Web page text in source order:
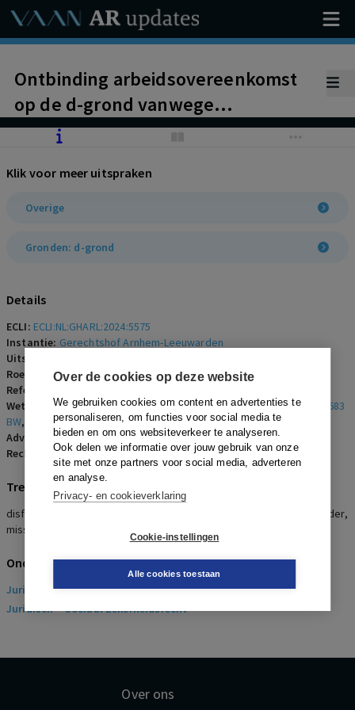
Over de cookies op deze website
We gebruiken cookies om content en advertenties te
personaliseren, om functies voor social media te
bieden en om ons websiteverkeer te analyseren.
Ook delen we informatie over jouw gebruik van onze
site met onze partners voor social media, adverteren
en analyse.
Privacy- en cookieverklaring
Cookie-instellingen
Alle cookies toestaan
Ontbinding arbeidsovereenkomst
op de d-grond vanwege
onvermogen van werknemer om
veranderen en gebrek aan
daadwerkelijke zelfreflectie.
bescherming toe als klokkenluider.
Klik voor meer uitspraken
Overige
Gronden: d-grond
Details
ECLI: ECLI:NL:GHARL:2024:5575
Instantie: Gerechtshof Arnhem-Leeuwarden
Uitspraakdatum:
Roepnaam:werknemer/Knauf B.V.
Referentienummer:
Wetsartikelen:7:699 lid 3 sub d BW ,7:658c BW (oud),7:671b BW
7:683
BW, 17e Wbk,17eb Wbk
Advocaten:D. van Gerven en I.O.D.V. Wetzels
Rechters:M.P.C.J. van Bavel, G.A. Diebels en H.G. Rottier
Trefwoorden
disfunctioneren, verbetertraject, gedrag, zelfreflectie, klokkenluider,
misstand, benadelingsverbod
Onderwerpen
Juridisch> Arbeidsrecht
Juridisch> Sociaal Zekerheidsrecht
Over ons